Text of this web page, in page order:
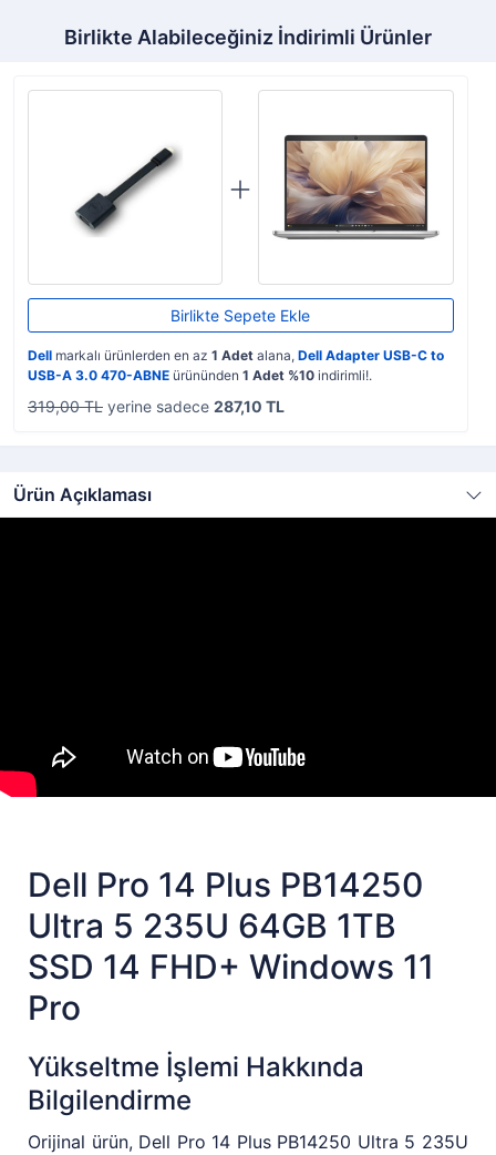
Birlikte Alabileceğiniz İndirimli Ürünler
Birlikte Sepete Ekle
Dell markalı ürünlerden en az 1 Adet alana, Dell Adapter USB-C to
USB-A 3.0 470-ABNE ürününden 1 Adet %10 indirimli!.
319,00 TL yerine sadece 287,10 TL
Ürün Açıklaması
Dell Pro 14 Plus PB14250
Ultra 5 235U 64GB 1TB
SSD 14 FHD+ Windows 11
Pro
Yükseltme İşlemi Hakkında
Bilgilendirme
Orijinal ürün, Dell Pro 14 Plus PB14250 Ultra 5 235U